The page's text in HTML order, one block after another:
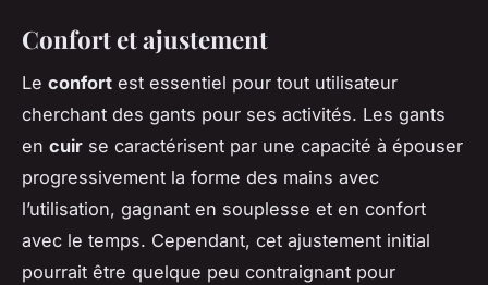
Confort et ajustement
Le confort est essentiel pour tout utilisateur
cherchant des gants pour ses activités. Les gants
en cuir se caractérisent par une capacité à épouser
progressivement la forme des mains avec
l’utilisation, gagnant en souplesse et en confort
avec le temps. Cependant, cet ajustement initial
pourrait être quelque peu contraignant pour